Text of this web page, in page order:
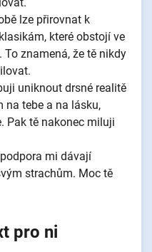
lze přirovnat k
které obstojí ve
To znamená, že tě nikdy
uniknout drsné realitě
na tebe a na lásku,
Pak tě nakonec miluji
mi dávají
strachům. Moc tě
pro ni